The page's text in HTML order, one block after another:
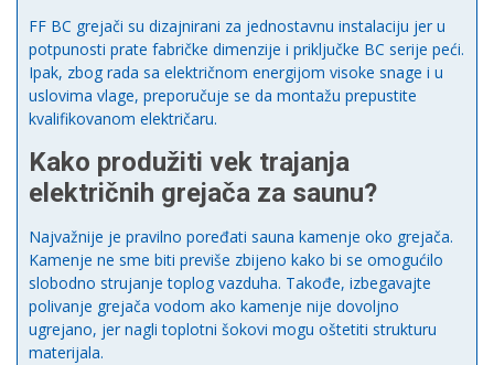
FF BC grejači su dizajnirani za jednostavnu instalaciju jer u
potpunosti prate fabričke dimenzije i priključke BC serije peći.
Ipak, zbog rada sa električnom energijom visoke snage i u
uslovima vlage, preporučuje se da montažu prepustite
kvalifikovanom električaru.
Kako produžiti vek trajanja
električnih grejača za saunu?
Najvažnije je pravilno poređati sauna kamenje oko grejača.
Kamenje ne sme biti previše zbijeno kako bi se omogućilo
slobodno strujanje toplog vazduha. Takođe, izbegavajte
polivanje grejača vodom ako kamenje nije dovoljno
ugrejano, jer nagli toplotni šokovi mogu oštetiti strukturu
materijala.